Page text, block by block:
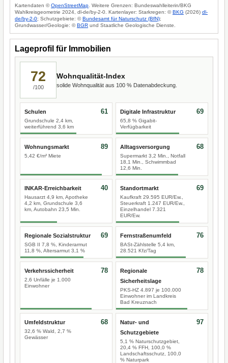
Kartendaten ©OpenStreetMap . Weitere Grenzen: Bundeswahlleiterin/BKG
Wahlkreisgeometrie 2024, dl-de/by-2-0. Kartenlayer: Starkregen: ©BKG (2026) dl-
de/by-2-0; Schutzgebiete: ©Bundesamt für Naturschutz (BfN);
Grundwasser/Geologie: ©BGR und Staatliche Geologische Dienste.
Lageprofil für Immobilien
72
/100
Wohnqualität-Index
solide Wohnqualität aus 100 % Datenabdeckung.
Schulen
Grundschule 2,4 km,
weiterführend 3,6 km
61 Digitale Infrastruktur
65,8 % Gigabit-
Verfügbarkeit
69
Wohnungsmarkt
5,42 €/m² Miete
89 Alltagsversorgung
Supermarkt 3,2 Min., Notfall
18,1 Min., Schwimmbad
12,6 Min.
68
INKAR-Erreichbarkeit
Hausarzt 4,9 km, Apotheke
4,2 km, Grundschule 3,6
km, Autobahn 23,5 Min.
40 Standortmarkt
Kaufkraft 29.595 EUR/Ew.,
Steuerkraft 1.247 EUR/Ew.,
Einzelhandel 7.321
EUR/Ew.
69
Regionale Sozialstruktur
SGB II 7,8 %, Kinderarmut
11,8 %, Altersarmut 3,1 %
69 Fernstraßenumfeld
BASt-Zählstelle 5,4 km,
28.521 Kfz/Tag
76
Verkehrssicherheit
2,6 Unfälle je 1.000
Einwohner
78
Regionale
Sicherheitslage
PKS-HZ 4.897 je 100.000
Einwohner im Landkreis
Bad Kreuznach
78
Umfeldstruktur
32,6 % Wald, 2,7 %
Gewässer
68
Natur- und
Schutzgebiete
5,1 % Naturschutzgebiet,
20,4 % FFH, 100,0 %
Landschaftsschutz, 100,0
% Naturpark
97